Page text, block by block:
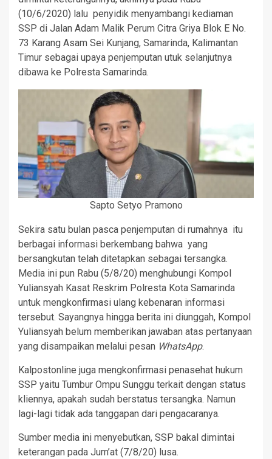
(10/6/2020) lalu penyidik menyambangi kediaman
SSP di Jalan Adam Malik Perum Citra Griya Blok E No.
73 Karang Asam Sei Kunjang, Samarinda, Kalimantan
Timur sebagai upaya penjemputan utuk selanjutnya
dibawa ke Polresta Samarinda.
Sapto Setyo Pramono
Sekira satu bulan pasca penjemputan di rumahnya itu
berbagai informasi berkembang bahwa yang
bersangkutan telah ditetapkan sebagai tersangka.
Media ini pun Rabu (5/8/20) menghubungi Kompol
Yuliansyah Kasat Reskrim Polresta Kota Samarinda
untuk mengkonfirmasi ulang kebenaran informasi
tersebut. Sayangnya hingga berita ini diunggah, Kompol
Yuliansyah belum memberikan jawaban atas pertanyaan
yang disampaikan melalui pesan WhatsApp.
Kalpostonline juga mengkonfirmasi penasehat hukum
SSP yaitu Tumbur Ompu Sunggu terkait dengan status
kliennya, apakah sudah berstatus tersangka. Namun
lagi-lagi tidak ada tanggapan dari pengacaranya.
Sumber media ini menyebutkan, SSP bakal dimintai
keterangan pada Jum’at (7/8/20) lusa.